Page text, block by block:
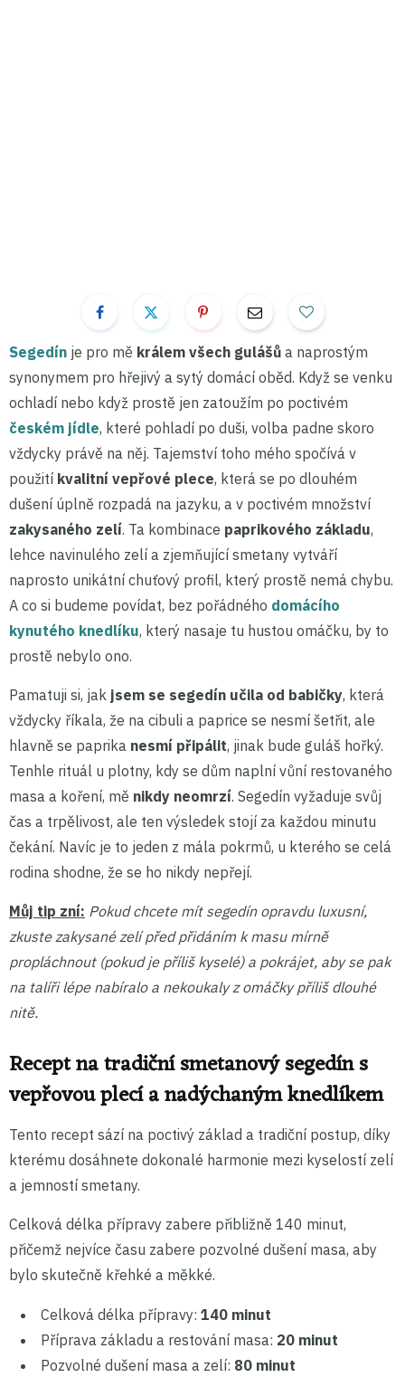
Segedín je pro mě králem všech gulášů a naprostým
synonymem pro hřejivý a sytý domácí oběd. Když se venku
ochladí nebo když prostě jen zatoužím po poctivém
českém jídle, které pohladí po duši, volba padne skoro
vždycky právě na něj. Tajemství toho mého spočívá v
použití kvalitní vepřové plece, která se po dlouhém
dušení úplně rozpadá na jazyku, a v poctivém množství
zakysaného zelí. Ta kombinace paprikového základu,
lehce navinulého zelí a zjemňující smetany vytváří
naprosto unikátní chuťový profil, který prostě nemá chybu.
A co si budeme povídat, bez pořádného domácího
kynutého knedlíku, který nasaje tu hustou omáčku, by to
prostě nebylo ono.
Pamatuji si, jak jsem se segedín učila od babičky, která
vždycky říkala, že na cibuli a paprice se nesmí šetřit, ale
hlavně se paprika nesmí připálit, jinak bude guláš hořký.
Tenhle rituál u plotny, kdy se dům naplní vůní restovaného
masa a koření, mě nikdy neomrzí. Segedín vyžaduje svůj
čas a trpělivost, ale ten výsledek stojí za každou minutu
čekání. Navíc je to jeden z mála pokrmů, u kterého se celá
rodina shodne, že se ho nikdy nepřejí.
Můj tip zní: Pokud chcete mít segedín opravdu luxusní,
zkuste zakysané zelí před přidáním k masu mírně
propláchnout (pokud je příliš kyselé) a pokrájet, aby se pak
na talíři lépe nabíralo a nekoukaly z omáčky příliš dlouhé
nitě.
Recept na tradiční smetanový segedín s
vepřovou plecí a nadýchaným knedlíkem
Tento recept sází na poctivý základ a tradiční postup, díky
kterému dosáhnete dokonalé harmonie mezi kyselostí zelí
a jemností smetany.
Celková délka přípravy zabere přibližně 140 minut,
přičemž nejvíce času zabere pozvolné dušení masa, aby
bylo skutečně křehké a měkké.
Celková délka přípravy: 140 minut
Příprava základu a restování masa: 20 minut
Pozvolné dušení masa a zelí: 80 minut